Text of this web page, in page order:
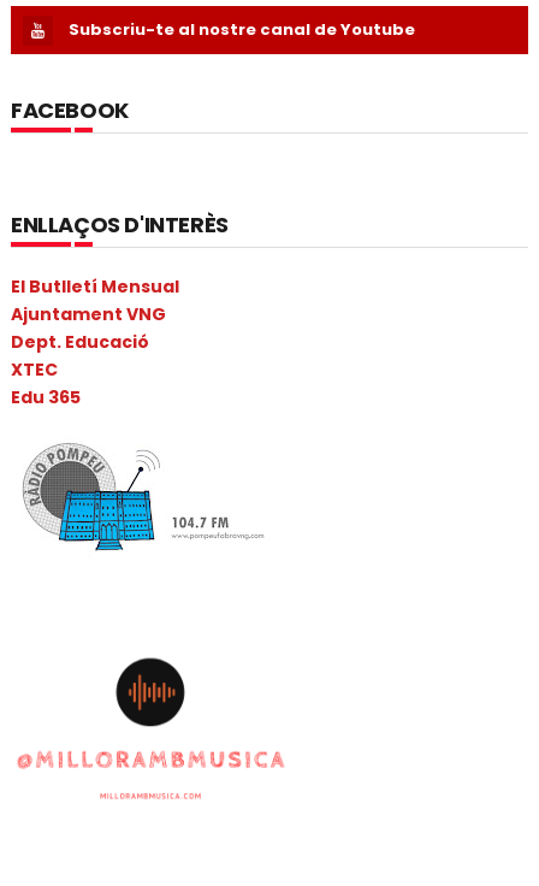
Subscriu-te al nostre canal de Youtube
FACEBOOK
ENLLAÇOS D'INTERÈS
El Butlletí Mensual
Ajuntament VNG
Dept. Educació
XTEC
Edu 365